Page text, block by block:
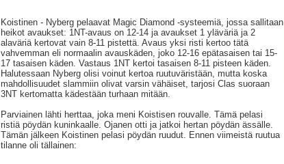
Koistinen - Nyberg pelaavat Magic Diamond -systeemiä, jossa sallitaan
heikot avaukset: 1NT-avaus on 12-14 ja avaukset 1 yläväriä ja 2
alaväriä kertovat vain 8-11 pistettä. Avaus yksi risti kertoo tätä
vahvemman eli normaalin avauskäden, joko 12-16 epätasaisen tai 15-
17 tasaisen käden. Vastaus 1NT kertoi tasaisen 8-11 pisteen käden.
Halutessaan Nyberg olisi voinut kertoa ruutuväristään, mutta koska
mahdollisuudet slammiin olivat varsin vähäiset, tarjosi Clas suoraan
3NT kertomatta kädestään turhaan mitään.
Parviainen lähti herttaa, joka meni Koistisen rouvalle. Tämä pelasi
ristiä pöydän kuninkaalle. Ojanen otti ja jatkoi hertan pöydän ässälle.
Tämän jälkeen Koistinen pelasi pöydän ruudut. Ennen viimeistä ruutua
tilanne oli tällainen: